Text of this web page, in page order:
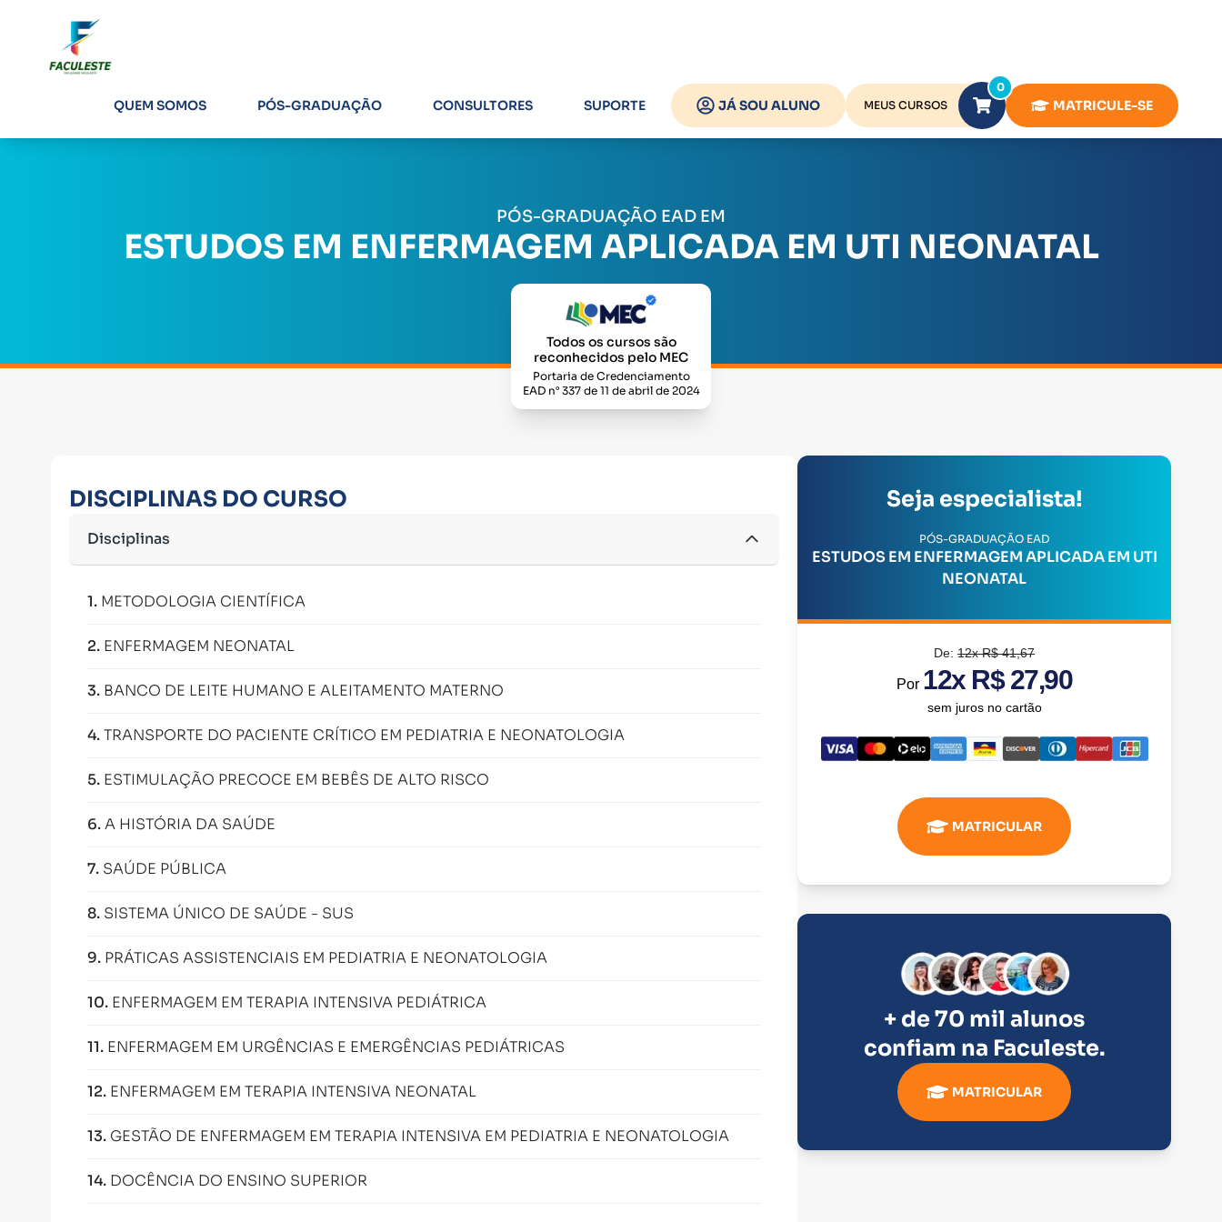
QUEM SOMOS PÓS-GRADUAÇÃO CONSULTORES SUPORTE JÁ SOU ALUNO MEUS CURSOS
0
MATRICULE-SE
PÓS-GRADUAÇÃO EAD EM
ESTUDOS EM ENFERMAGEM APLICADA EM UTI NEONATAL
Todos os cursos são
reconhecidos pelo MEC
Portaria de Credenciamento
EAD n° 337 de 11 de abril de 2024
DISCIPLINAS DO CURSO
Disciplinas
1. METODOLOGIA CIENTÍFICA
2. ENFERMAGEM NEONATAL
3. BANCO DE LEITE HUMANO E ALEITAMENTO MATERNO
4.TRANSPORTE DO PACIENTE CRÍTICO EM PEDIATRIA E NEONATOLOGIA
5. ESTIMULAÇÃO PRECOCE EM BEBÊS DE ALTO RISCO
6.A HISTÓRIA DA SAÚDE
7. SAÚDE PÚBLICA
8. SISTEMA ÚNICO DE SAÚDE - SUS
9. PRÁTICAS ASSISTENCIAIS EM PEDIATRIA E NEONATOLOGIA
10. ENFERMAGEM EM TERAPIA INTENSIVA PEDIÁTRICA
11. ENFERMAGEM EM URGÊNCIAS E EMERGÊNCIAS PEDIÁTRICAS
12. ENFERMAGEM EM TERAPIA INTENSIVA NEONATAL
13. GESTÃO DE ENFERMAGEM EM TERAPIA INTENSIVA EM PEDIATRIA E NEONATOLOGIA
14. DOCÊNCIA DO ENSINO SUPERIOR
Seja especialista!
PÓS-GRADUAÇÃO EAD
ESTUDOS EM ENFERMAGEM APLICADA EM UTI
NEONATAL
De:12x R$ 41,67
Por 12x R$ 27,90
sem juros no cartão
MATRICULAR
+ de 70 mil alunos
confiam na Faculeste.
MATRICULAR